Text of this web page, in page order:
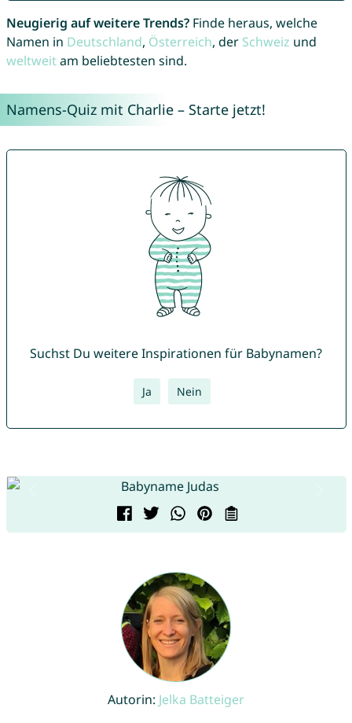
Neugierig auf weitere Trends?Finde heraus, welche
Namen in Deutschland, Österreich, der Schweiz und
weltweitam beliebtesten sind.
Namens-Quiz mit Charlie – Starte jetzt!
Suchst Du weitere Inspirationen für Babynamen?
Ja Nein
Autorin: Jelka Batteiger